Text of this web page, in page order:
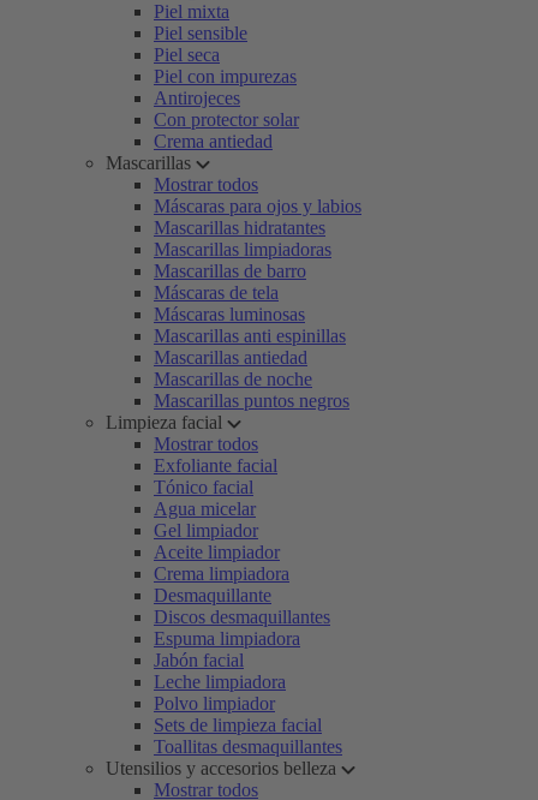
Piel mixta
Piel sensible
Piel seca
Piel con impurezas
Antirojeces
Con protector solar
Crema antiedad
Mascarillas
Mostrar todos
Máscaras para ojos y labios
Mascarillas hidratantes
Mascarillas limpiadoras
Mascarillas de barro
Máscaras de tela
Máscaras luminosas
Mascarillas anti espinillas
Mascarillas antiedad
Mascarillas de noche
Mascarillas puntos negros
Limpieza facial
Mostrar todos
Exfoliante facial
Tónico facial
Agua micelar
Gel limpiador
Aceite limpiador
Crema limpiadora
Desmaquillante
Discos desmaquillantes
Espuma limpiadora
Jabón facial
Leche limpiadora
Polvo limpiador
Sets de limpieza facial
Toallitas desmaquillantes
Utensilios y accesorios belleza
Mostrar todos